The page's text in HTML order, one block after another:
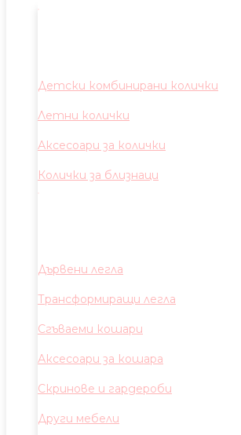
Детски комбинирани колички
Летни колички
Аксесоари за колички
Колички за близнаци
Дървени легла
Трансформиращи легла
Сгъваеми кошари
Аксесоари за кошара
Скринове и гардероби
Други мебели